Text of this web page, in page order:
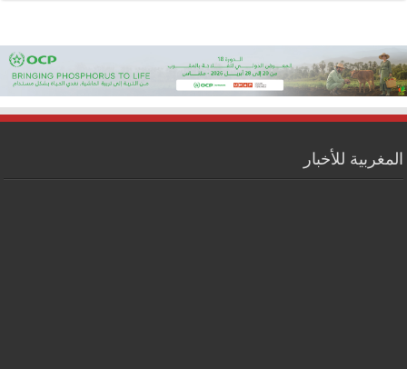
المغربية للأخبار